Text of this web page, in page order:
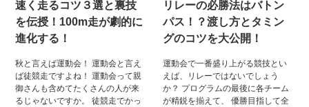
教えようとすると、「あれっ？ス
タートどうやるんだっけ？」と頭
がこんがらがる方もいるのではな
いでしょうか。そんなお父さんの
なるコツをお教えしましょう。
速く走るコツ３選と裏技
を伝授！100m走が劇的に
進化する！
秋と言えば運動会！ 運動会と言え
ば徒競走ですよね！ 運動会って親
御さんも含めてたくさんの人が来
るじゃないですか。 徒競走でかっ
リレーの必勝法はバトン
パス！？渡し方とタミン
グのコツを大公開！
運動会で一番盛り上がる競技とい
えば、リレーではないでしょう
か？ プログラムの最後に各チーム
が精鋭を揃えて、 優勝目指して全